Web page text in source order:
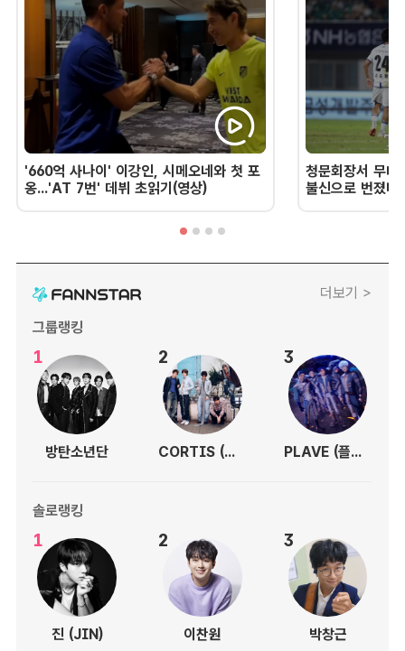
'660억 사나이' 이강인, 시메오네와 첫 포
옹...'AT 7번' 데뷔 초읽기(영상)
청문회장서 무너
불신으로 번졌
더보기 >
그룹랭킹
1
방탄소년단
2
CORTIS (코르티스)
3
PLAVE (플레이브)
솔로랭킹
1
진 (JIN)
2
이찬원
3
박창근